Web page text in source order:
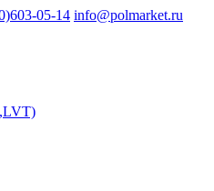
05-14 info@polmarket.ru